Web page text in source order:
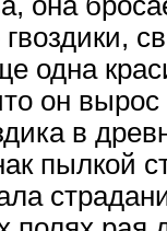
одна
он
в
пылкой